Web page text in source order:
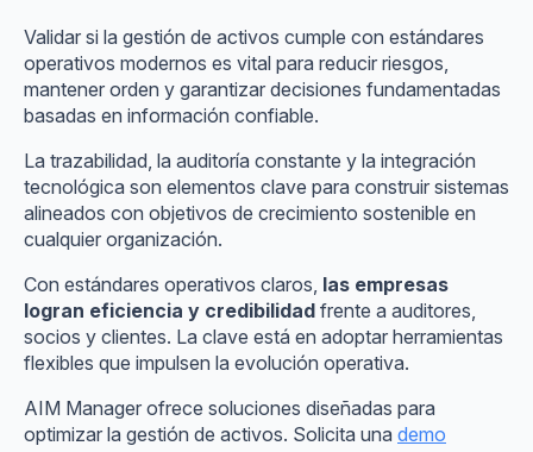
Validar si la gestión de activos cumple con estándares
operativos modernos es vital para reducir riesgos,
mantener orden y garantizar decisiones fundamentadas
basadas en información confiable.
La trazabilidad, la auditoría constante y la integración
tecnológica son elementos clave para construir sistemas
alineados con objetivos de crecimiento sostenible en
cualquier organización.
Con estándares operativos claros, las empresas
logran eficiencia y credibilidad frente a auditores,
socios y clientes. La clave está en adoptar herramientas
flexibles que impulsen la evolución operativa.
AIM Manager ofrece soluciones diseñadas para
optimizar la gestión de activos. Solicita una demo